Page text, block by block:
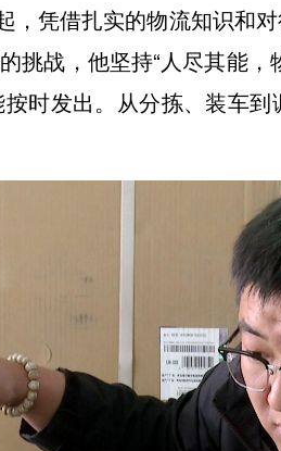
，凭借扎实的物流知识和
挑战，他坚持“人尽其能
时发出。从分拣、装车